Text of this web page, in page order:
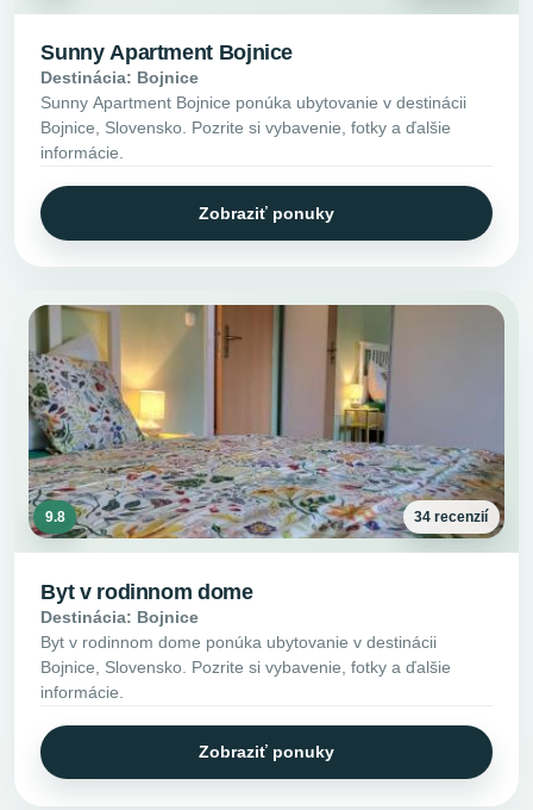
Sunny Apartment Bojnice
Destinácia: Bojnice
Sunny Apartment Bojnice ponúka ubytovanie v destinácii
Bojnice, Slovensko. Pozrite si vybavenie, fotky a ďalšie
informácie.
Zobraziť ponuky
9.8 34 recenzií
Byt v rodinnom dome
Destinácia: Bojnice
Byt v rodinnom dome ponúka ubytovanie v destinácii
Bojnice, Slovensko. Pozrite si vybavenie, fotky a ďalšie
informácie.
Zobraziť ponuky